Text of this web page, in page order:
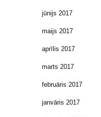
jūnijs 2017
maijs 2017
aprīlis 2017
marts 2017
februāris 2017
janvāris 2017